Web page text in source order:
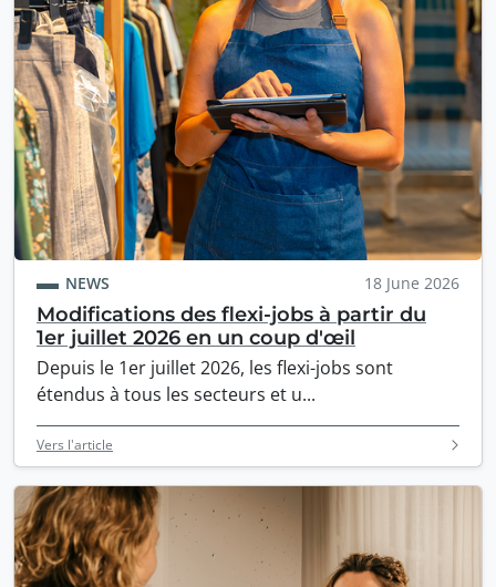
NEWS 18 June 2026
Modifications des flexi-jobs à partir du
1er juillet 2026 en un coup d'œil
Depuis le 1er juillet 2026, les flexi-jobs sont
étendus à tous les secteurs et u...
Vers l'article